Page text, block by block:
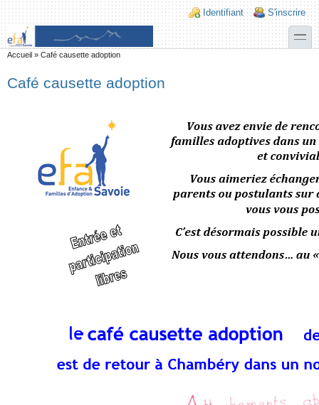
Aller au contenu principal
Skip to search
Login links
Identifiant S'inscrire
toggle
Vous êtes ici
Accueil » Café causette adoption
Café causette adoption